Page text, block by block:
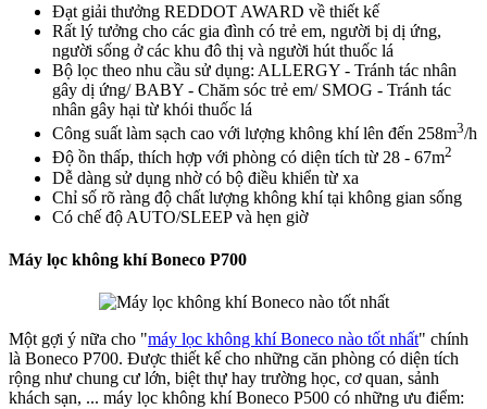
Đạt giải thưởng REDDOT AWARD về thiết kế
Rất lý tưởng cho các gia đình có trẻ em, người bị dị ứng,
người sống ở các khu đô thị và người hút thuốc lá
Bộ lọc theo nhu cầu sử dụng: ALLERGY - Tránh tác nhân
gây dị ứng/ BABY - Chăm sóc trẻ em/ SMOG - Tránh tác
nhân gây hại từ khói thuốc lá
Công suất làm sạch cao với lượng không khí lên đến 258m3/h
Độ ồn thấp, thích hợp với phòng có diện tích từ 28 - 67m2
Dễ dàng sử dụng nhờ có bộ điều khiển từ xa
Chỉ số rõ ràng độ chất lượng không khí tại không gian sống
Có chế độ AUTO/SLEEP và hẹn giờ
Máy lọc không khí Boneco P700
Một gợi ý nữa cho "máy lọc không khí Boneco nào tốt nhất" chính
là Boneco P700. Được thiết kế cho những căn phòng có diện tích
rộng như chung cư lớn, biệt thự hay trường học, cơ quan, sảnh
khách sạn, ... máy lọc không khí Boneco P500 có những ưu điểm: